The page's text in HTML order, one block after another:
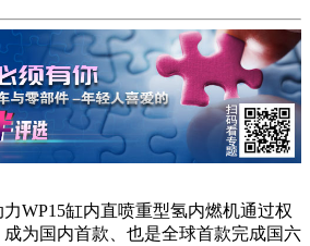
WP15缸内直喷重型氢内燃机通过权
为国内首款、也是全球首款完成国六